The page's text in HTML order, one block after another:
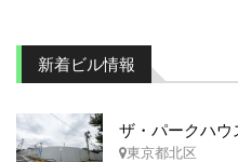
新着ビル情報
ザ・パークハ
東京都北区